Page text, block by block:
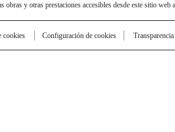
y otras prestaciones accesibles desde este sitio web
cookies Configuración de cookies Transparencia